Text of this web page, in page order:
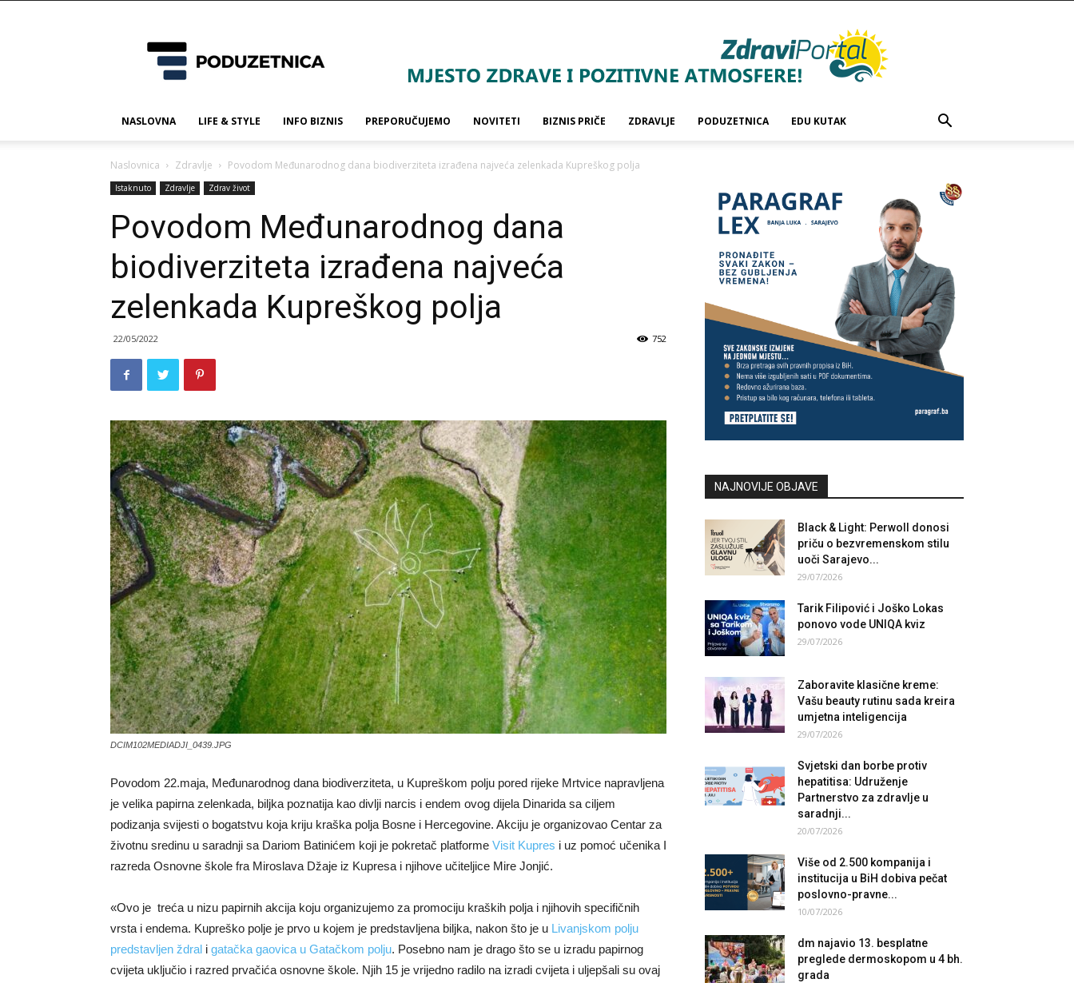
NASLOVNA LIFE & STYLE INFO BIZNIS PREPORUČUJEMO NOVITETI BIZNIS PRIČE ZDRAVLJE PODUZETNICA EDU KUTAK
Naslovnica Zdravlje Povodom Međunarodnog dana biodiverziteta izrađena najveća zelenkada Kupreškog polja
Istaknuto Zdravlje Zdrav život
Povodom Međunarodnog dana
biodiverziteta izrađena najveća
zelenkada Kupreškog polja
22/05/2022 752
DCIM102MEDIADJI_0439.JPG
Povodom 22.maja, Međunarodnog dana biodiverziteta, u Kupreškom polju pored rijeke Mrtvice napravljena
je velika papirna zelenkada, biljka poznatija kao divlji narcis i endem ovog dijela Dinarida sa ciljem
podizanja svijesti o bogatstvu koja kriju kraška polja Bosne i Hercegovine. Akciju je organizovao Centar za
životnu sredinu u saradnji sa Dariom Batinićem koji je pokretač platforme Visit Kupres i uz pomoć učenika I
razreda Osnovne škole fra Miroslava Džaje iz Kupresa i njihove učiteljice Mire Jonjić.
«Ovo je treća u nizu papirnih akcija koju organizujemo za promociju kraških polja i njihovih specifičnih
vrsta i endema. Kupreško polje je prvo u kojem je predstavljena biljka, nakon što je u Livanjskom polju
predstavljen ždral i gatačka gaovica u Gatačkom polju. Posebno nam je drago što se u izradu papirnog
cvijeta uključio i razred prvačića osnovne škole. Njih 15 je vrijedno radilo na izradi cvijeta i uljepšali su ovaj
NAJNOVIJE OBJAVE
Black & Light: Perwoll donosi
priču o bezvremenskom stilu
uoči Sarajevo...
29/07/2026
Tarik Filipović i Joško Lokas
ponovo vode UNIQA kviz
29/07/2026
Zaboravite klasične kreme:
Vašu beauty rutinu sada kreira
umjetna inteligencija
29/07/2026
Svjetski dan borbe protiv
hepatitisa: Udruženje
Partnerstvo za zdravlje u
saradnji...
20/07/2026
Više od 2.500 kompanija i
institucija u BiH dobiva pečat
poslovno-pravne...
10/07/2026
dm najavio 13. besplatne
preglede dermoskopom u 4 bh.
grada